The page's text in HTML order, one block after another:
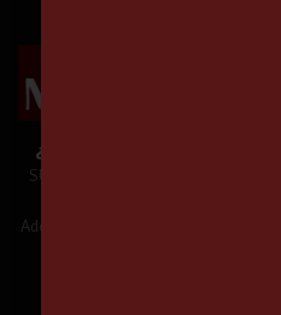
¿Te unes a Nuestra Comunidad?
SUSCRÍBETE y estarás informado de
Además,